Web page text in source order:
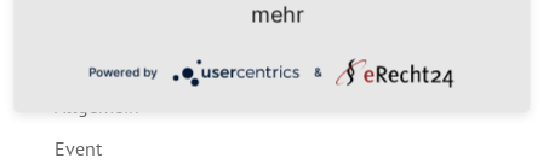
KATEGORIEN
Allgemein
Event
mehr
Powered by &